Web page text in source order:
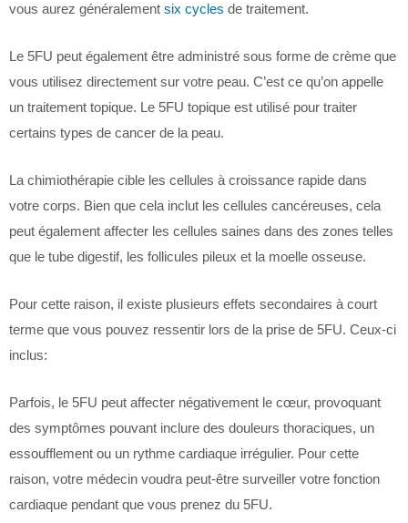
vous aurez généralement six cycles de traitement.
Le 5FU peut également être administré sous forme de crème que
vous utilisez directement sur votre peau. C’est ce qu’on appelle
un traitement topique. Le 5FU topique est utilisé pour traiter
certains types de cancer de la peau.
La chimiothérapie cible les cellules à croissance rapide dans
votre corps. Bien que cela inclut les cellules cancéreuses, cela
peut également affecter les cellules saines dans des zones telles
que le tube digestif, les follicules pileux et la moelle osseuse.
Pour cette raison, il existe plusieurs effets secondaires à court
terme que vous pouvez ressentir lors de la prise de 5FU. Ceux-ci
inclus:
Parfois, le 5FU peut affecter négativement le cœur, provoquant
des symptômes pouvant inclure des douleurs thoraciques, un
essoufflement ou un rythme cardiaque irrégulier. Pour cette
raison, votre médecin voudra peut-être surveiller votre fonction
cardiaque pendant que vous prenez du 5FU.